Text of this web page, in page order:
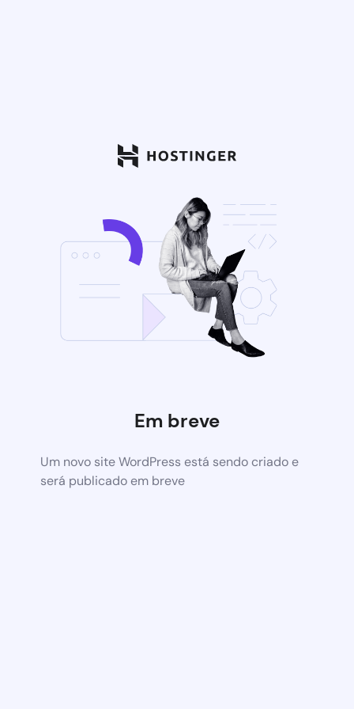
Em breve
Um novo site WordPress está sendo criado e
será publicado em breve